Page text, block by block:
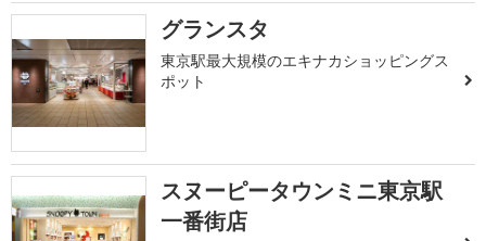
グランスタ
東京駅最大規模のエキナカショッピングス
ポット
スヌーピータウンミニ東京駅
一番街店